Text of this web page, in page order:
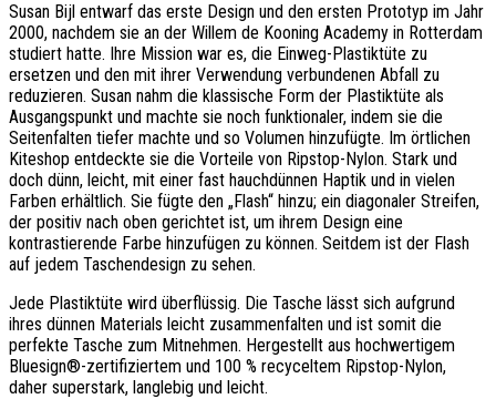
Susan Bijl entwarf das erste Design und den ersten Prototyp im Jahr
2000, nachdem sie an der Willem de Kooning Academy in Rotterdam
studiert hatte. Ihre Mission war es, die Einweg-Plastiktüte zu
ersetzen und den mit ihrer Verwendung verbundenen Abfall zu
reduzieren. Susan nahm die klassische Form der Plastiktüte als
Ausgangspunkt und machte sie noch funktionaler, indem sie die
Seitenfalten tiefer machte und so Volumen hinzufügte. Im örtlichen
Kiteshop entdeckte sie die Vorteile von Ripstop-Nylon. Stark und
doch dünn, leicht, mit einer fast hauchdünnen Haptik und in vielen
Farben erhältlich. Sie fügte den „Flash“ hinzu; ein diagonaler Streifen,
der positiv nach oben gerichtet ist, um ihrem Design eine
kontrastierende Farbe hinzufügen zu können. Seitdem ist der Flash
auf jedem Taschendesign zu sehen.
Jede Plastiktüte wird überflüssig. Die Tasche lässt sich aufgrund
ihres dünnen Materials leicht zusammenfalten und ist somit die
perfekte Tasche zum Mitnehmen. Hergestellt aus hochwertigem
Bluesign®-zertifiziertem und 100 % recyceltem Ripstop-Nylon,
daher superstark, langlebig und leicht.